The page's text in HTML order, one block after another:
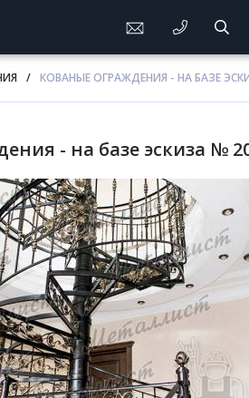
/ КОВАНЫЕ ОГРАЖДЕНИЯ - НА БАЗЕ
- на базе эскиза №